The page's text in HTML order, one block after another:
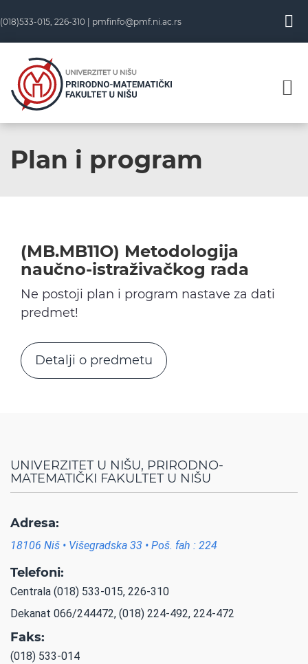
to
content
(018)533-015, 226-310 | pmfinfo@pmf.ni.ac.rs
Plan i program
(MB.MB11O) Metodologija
naučno-istraživačkog rada
Ne postoji plan i program nastave za dati
predmet!
Detalji o predmetu
UNIVERZITET U NIŠU, PRIRODNO-
MATEMATIČKI FAKULTET U NIŠU
Adresa:
18106 Niš • Višegradska 33 • Poš. fah : 224
Telefoni:
Centrala (018) 533-015, 226-310
Dekanat 066/244472, (018) 224-492, 224-472
Faks:
(018) 533-014